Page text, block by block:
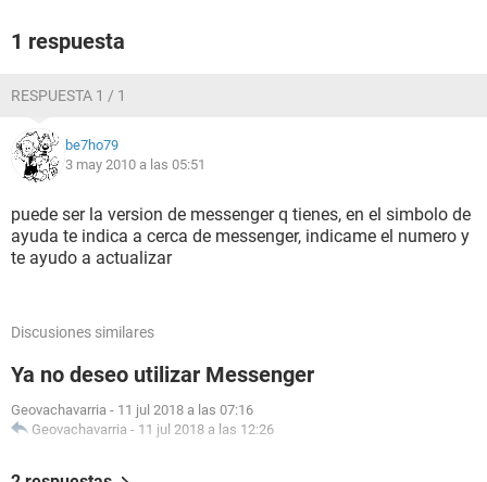
1 respuesta
RESPUESTA 1 / 1
be7ho79
3 may 2010 a las 05:51
puede ser la version de messenger q tienes, en el simbolo de
ayuda te indica a cerca de messenger, indicame el numero y
te ayudo a actualizar
Discusiones similares
Ya no deseo utilizar Messenger
Geovachavarria - 11 jul 2018 a las 07:16
Geovachavarria - 11 jul 2018 a las 12:26